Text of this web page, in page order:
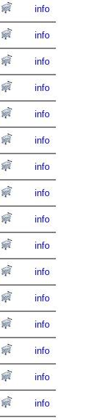
info
info
info
info
info
info
info
info
info
info
info
info
info
info
info
info